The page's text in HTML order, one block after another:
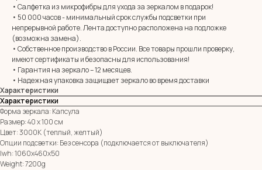
• Салфетка из микрофибры для ухода за зеркалом в подарок!
• 50 000 часов - минимальный срок службы подсветки при
непрерывной работе. Лента доступно расположена на подложке
(возможна замена).
• Собственное производство в России. Все товары прошли проверку,
имеют сертификаты и безопасны для использования!
• Гарантия на зеркало – 12 месяцев.
• Надежная упаковка защищает зеркало во время доставки
Характеристики
Характеристики
Форма зеркала: Капсула
Размер: 40 х 100 см
Цвет: 3000К (теплый, желтый)
Опции подсветки: Без сенсора (подключается от выключателя)
lwh: 1060x460x50
Weight: 7200g
+7 (961) 595-72-73
E-mail:
Адрес: 350037, г. Краснодар,
х. им. Ленина, ДНТ Виктория,
ул. Казачья, д. 2А
zerkala@ksk23.ru
Остались вопросы?
Оставь заявку и мы с Вами свяжемся
Имя
Телефон
+7